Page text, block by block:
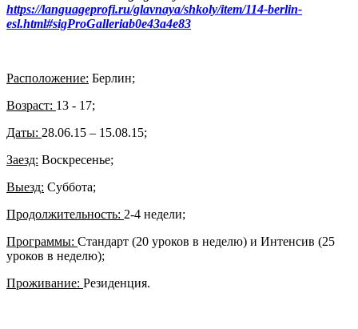
https://languageprofi.ru/glavnaya/shkoly/item/114-berlin-
esl.html#sigProGalleriab0e43a4e83
Расположение: Берлин;
Возраст: 13 - 17;
Даты: 28.06.15 – 15.08.15;
Заезд: Воскресенье;
Выезд: Суббота;
Продолжительность: 2-4 недели;
Программы: Стандарт (20 уроков в неделю) и Интенсив (25
уроков в неделю);
Проживание: Резиденция.